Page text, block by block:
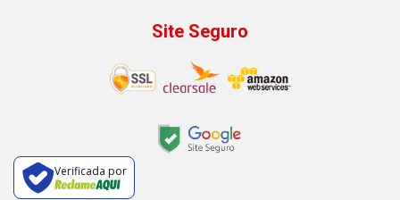
Site Seguro
Verificada por